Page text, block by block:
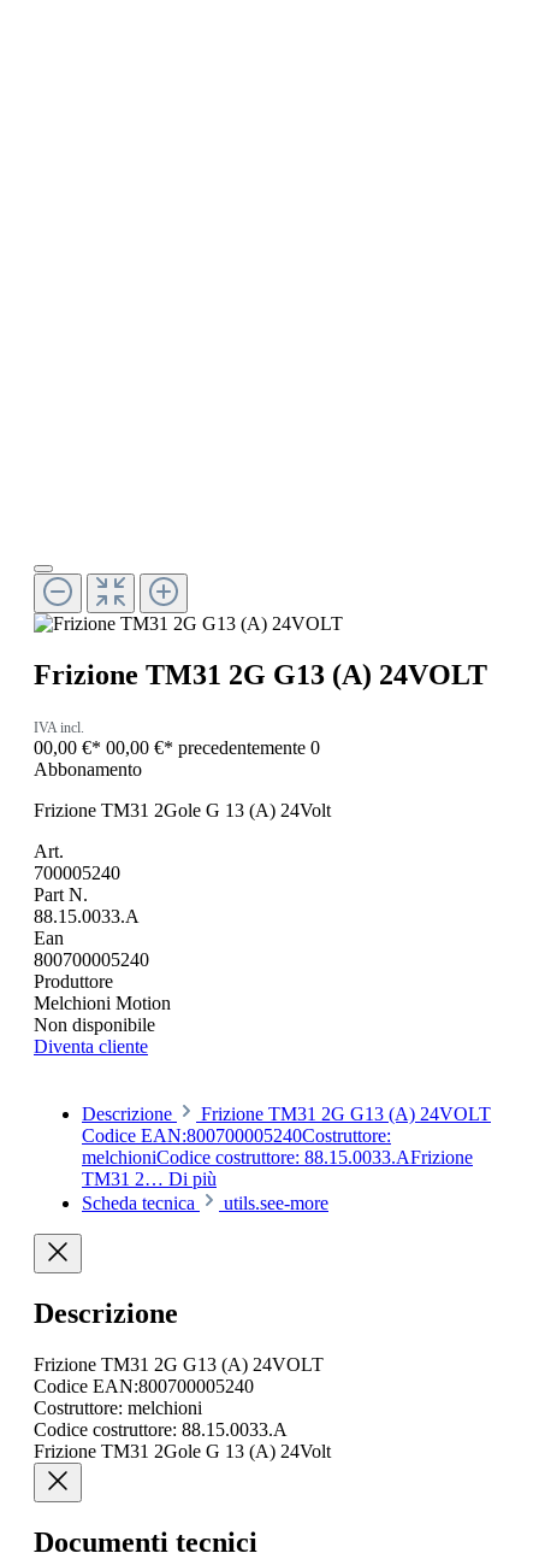
Frizione TM31 2G G13 (A) 24VOLT
IVA incl.
00,00 €* 00,00 €* precedentemente 0
Abbonamento
Frizione TM31 2Gole G 13 (A) 24Volt
Art.
700005240
Part N.
88.15.0033.A
Ean
800700005240
Produttore
Melchioni Motion
Non disponibile
Diventa cliente
Descrizione
Frizione TM31 2G G13 (A) 24VOLT
Codice EAN:800700005240Costruttore:
melchioniCodice costruttore: 88.15.0033.AFrizione
TM31 2… Di più
Scheda tecnica
utils.see-more
Descrizione
Frizione TM31 2G G13 (A) 24VOLT
Codice EAN:800700005240
Costruttore: melchioni
Codice costruttore: 88.15.0033.A
Frizione TM31 2Gole G 13 (A) 24Volt
Documenti tecnici